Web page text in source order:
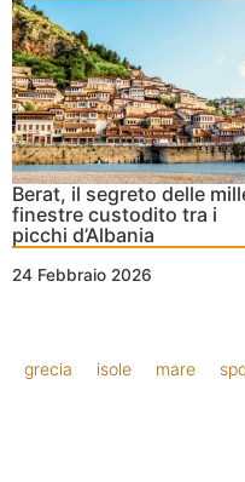
Berat, il segreto delle
finestre custodito tra i
picchi d’Albania
24 Febbraio 2026
grecia isole mare